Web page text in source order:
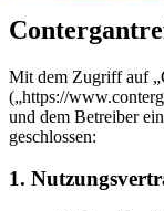
Mit dem Zugriff auf
(„https://
und dem Betreiber
geschlossen:
1.